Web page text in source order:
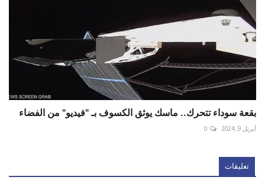
بقعة سوداء تتحرك.. ماسك يوثق الكسوف بـ "فيديو" من الفضاء
أبريل 9, 2024 0
تعليقات